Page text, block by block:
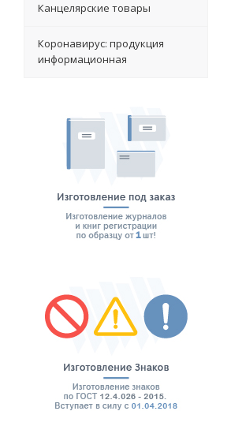
Канцелярские товары
Коронавирус: продукция
информационная